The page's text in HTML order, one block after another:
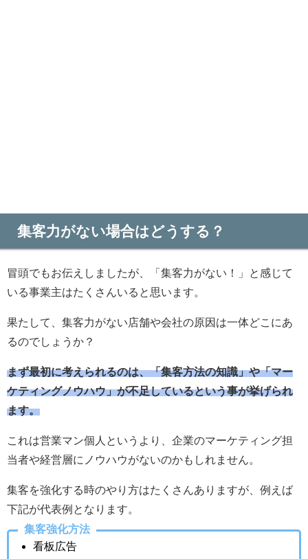
集客力がない場合はどうする？
冒頭でもお伝えしましたが、「集客力がない！」と感じて
いる事業主はたくさんいると思います。
果たして、集客力がない店舗や会社の原因は一体どこにあ
るのでしょうか？
まず最初に考えられるのは、「集客方法の知識」や「マー
ケティングノウハウ」が不足しているという事が挙げられ
ます。
これは営業マン個人というより、企業のマーケティング担
当者や経営層にノウハウがないのかもしれません。
集客を強化する時のやり方はたくさんありますが、例えば
下記が代表例となります。
集客強化方法
看板広告